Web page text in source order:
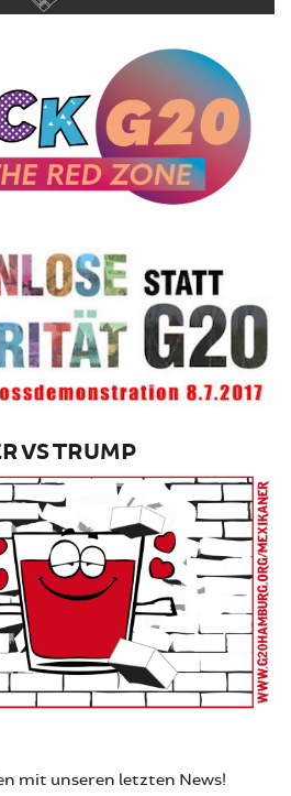
VS TRUMP
mit unseren letzten News!